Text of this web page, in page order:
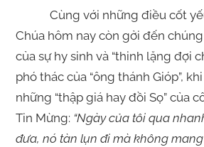
Cùng với những điều cốt yếu
Chúa hôm nay còn gởi đến
của sự hy sinh và “thinh lặng đợi
phó thác của “ông thánh Gióp”,
những “thập giá hay đồi Sọ” của
Tin Mừng: “Ngày của tôi qua
đưa, nó tàn lụn đi mà không